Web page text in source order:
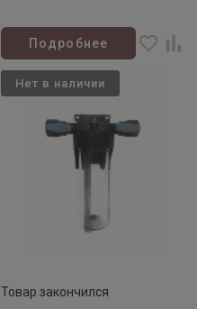
Подробнее
Товар закончился
Нет в наличии